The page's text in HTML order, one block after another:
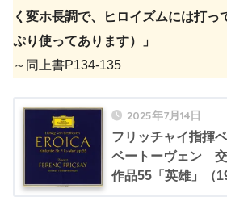
く変ホ長調で、ヒロイズムには打っ
ぷり使ってあります）」
～同上書P134-135
2025年7月14日
フリッチャイ指揮
ベートーヴェン
作品55「英雄」（